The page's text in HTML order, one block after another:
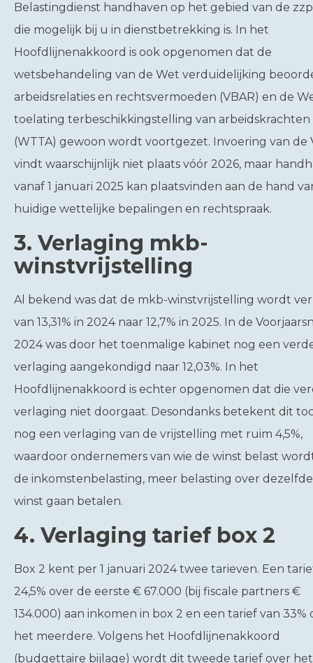
Belastingdienst handhaven op het gebied van de
die mogelijk bij u in dienstbetrekking is. In het
Hoofdlijnenakkoord is ook opgenomen dat de
wetsbehandeling van de Wet verduidelijking
arbeidsrelaties en rechtsvermoeden (VBAR) en de
toelating terbeschikkingstelling van arbeidskrachten
(WTTA) gewoon wordt voortgezet. Invoering van de
vindt waarschijnlijk niet plaats vóór 2026, maar
vanaf 1 januari 2025 kan plaatsvinden aan de hand
huidige wettelijke bepalingen en rechtspraak.
3. Verlaging mkb-
winstvrijstelling
Al bekend was dat de mkb-winstvrijstelling wordt
van 13,31% in 2024 naar 12,7% in 2025. In de
2024 was door het toenmalige kabinet nog een
verlaging aangekondigd naar 12,03%. In het
Hoofdlijnenakkoord is echter opgenomen dat die
verlaging niet doorgaat. Desondanks betekent dit
nog een verlaging van de vrijstelling met ruim 4,5%,
waardoor ondernemers van wie de winst belast
de inkomstenbelasting, meer belasting over dezelfde
winst gaan betalen.
4. Verlaging tarief box 2
Box 2 kent per 1 januari 2024 twee tarieven. Een
24,5% over de eerste € 67.000 (bij fiscale partners €
134.000) aan inkomen in box 2 en een tarief van 33%
het meerdere. Volgens het Hoofdlijnenakkoord
(budgettaire bijlage) wordt dit tweede tarief over het